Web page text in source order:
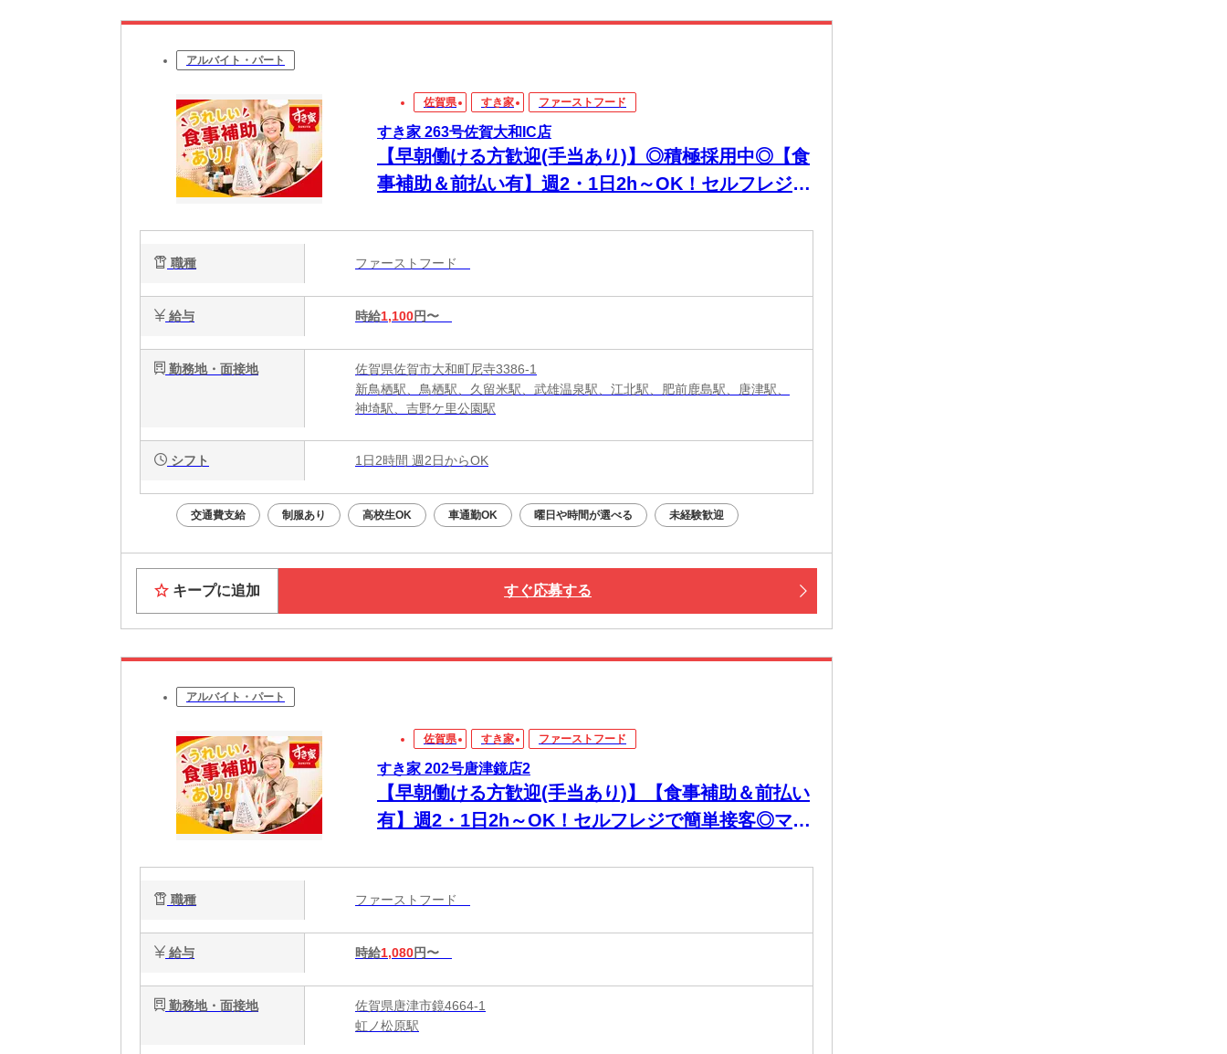
アルバイト・パート
佐賀県 すき家 ファーストフード
すき家 263号佐賀大和IC店
【早朝働ける方歓迎(手当あり)】◎積極採用中◎【食
事補助＆前払い有】週2・1日2h～OK！セルフレジで
職種 ファーストフード
給与 時給1,100円〜
勤務地・面接地
佐賀県佐賀市大和町尼寺3386-1
新鳥栖駅、鳥栖駅、久留米駅、武雄温泉駅、江北駅、肥前鹿島駅、唐津駅、
神埼駅、吉野ケ里公園駅
シフト 1日2時間 週2日からOK
交通費支給 制服あり 高校生OK 車通勤OK 曜日や時間が選べる 未経験歓迎
キープに追加 すぐ応募する
アルバイト・パート
佐賀県 すき家 ファーストフード
すき家 202号唐津鏡店2
【早朝働ける方歓迎(手当あり)】【食事補助＆前払い
有】週2・1日2h～OK！セルフレジで簡単接客◎マニ
職種 ファーストフード
給与 時給1,080円〜
勤務地・面接地
佐賀県唐津市鏡4664-1
虹ノ松原駅